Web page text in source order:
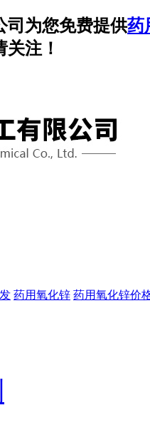
司为您免费提供药
注！
药用氧化锌 药用氧化锌价